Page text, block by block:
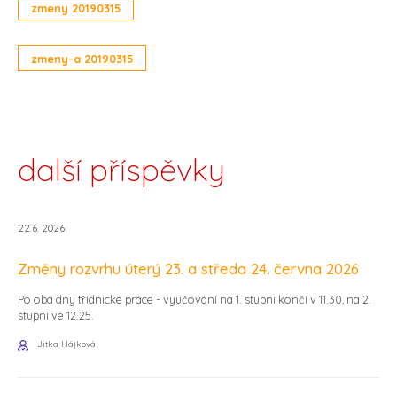
zmeny 20190315
zmeny-a 20190315
další příspěvky
22.6. 2026
Změny rozvrhu úterý 23. a středa 24. června 2026
Po oba dny třídnické práce - vyučování na 1. stupni končí v 11.30, na 2.
stupni ve 12.25.
Jitka Hájková